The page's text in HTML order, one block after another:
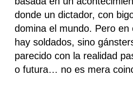
donde un dictador, con
domina el mundo. Pero en
hay soldados, sino
parecido con la realidad
o futura… no es mera